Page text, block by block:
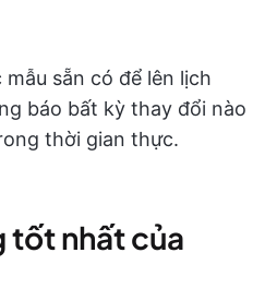
sẵn có để lên lịch
báo bất kỳ thay đổi nào
thời gian thực.
tốt nhất của